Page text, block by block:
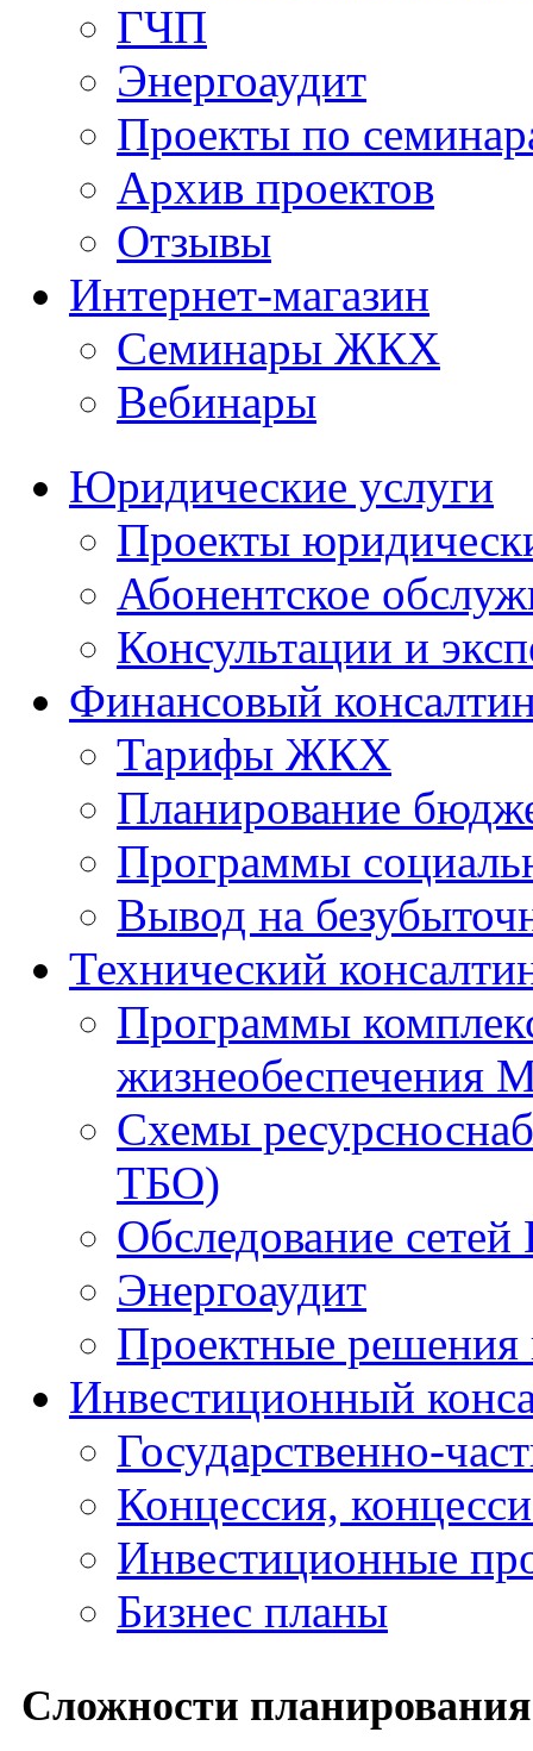
ГЧП
Энергоаудит
Проекты по
Архив проектов
Отзывы
Интернет-магазин
Семинары ЖКХ
Вебинары
Юридические услуги
Проекты
Абонентское
Консультации и
Финансовый
Тарифы ЖКХ
Планирование
Программы
Вывод на
Технический
Программы
жизнеобеспечения
Схемы
ТБО)
Обследование
Энергоаудит
Проектные решения
Инвестиционный
Государственно-
Концессия,
Инвестиционные
Бизнес планы
Сложности планирования